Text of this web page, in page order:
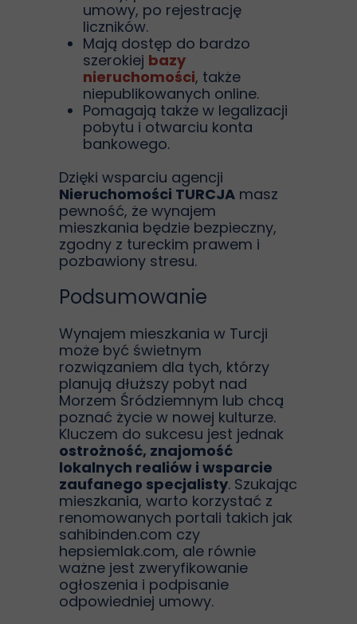
umowy, po rejestrację
liczników.
Mają dostęp do bardzo
szerokiej bazy
nieruchomości, także
niepublikowanych online.
Pomagają także w legalizacji
pobytu i otwarciu konta
bankowego.
Dzięki wsparciu agencji
Nieruchomości TURCJA masz
pewność, że wynajem
mieszkania będzie bezpieczny,
zgodny z tureckim prawem i
pozbawiony stresu.
Podsumowanie
Wynajem mieszkania w Turcji
może być świetnym
rozwiązaniem dla tych, którzy
planują dłuższy pobyt nad
Morzem Śródziemnym lub chcą
poznać życie w nowej kulturze.
Kluczem do sukcesu jest jednak
ostrożność, znajomość
lokalnych realiów i wsparcie
zaufanego specjalisty. Szukając
mieszkania, warto korzystać z
renomowanych portali takich jak
sahibinden.com czy
hepsiemlak.com, ale równie
ważne jest zweryfikowanie
ogłoszenia i podpisanie
odpowiedniej umowy.